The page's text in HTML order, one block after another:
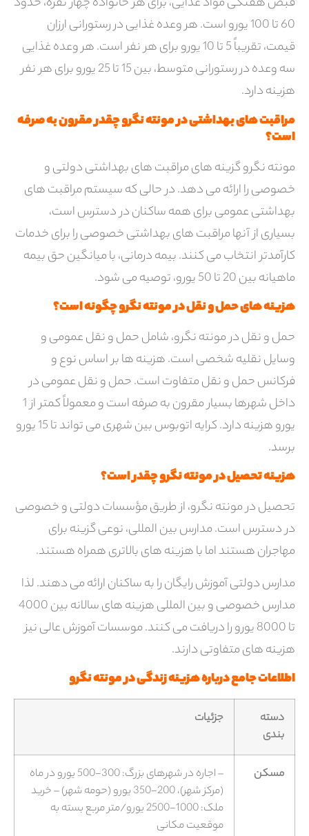
60 تا 100 یورو است. هر وعده غذایی در رستورانی ارزان
قیمت، تقریباً 5 تا 10 یورو برای هر نفر است. هر وعده غذایی
سه وعده در رستورانی متوسط، ​​بین 15 تا 25 یورو برای هر نفر
هزینه دارد.
مراقبت های بهداشتی در مونته نگرو چقدر مقرون به صرفه
است؟
مونته نگرو گزینه های مراقبت های بهداشتی دولتی و
خصوصی را ارائه می دهد. در حالی که سیستم مراقبت های
بهداشتی عمومی برای همه ساکنان در دسترس است،
بسیاری از آنها مراقبت های بهداشتی خصوصی را برای خدمات
کارآمدتر انتخاب می کنند. بیمه درمانی، با میانگین حق بیمه
ماهیانه بین 20 تا 50 یورو، توصیه می شود.
هزینه های حمل و نقل در مونته نگرو چگونه است؟
حمل و نقل در مونته نگرو، شامل حمل و نقل عمومی و
وسایل نقلیه شخصی است. هزینه ها بر اساس نوع و
فرکانس حمل و نقل متفاوت است. حمل و نقل عمومی در
داخل شهرها بسیار مقرون به صرفه است و معمولاً کمتر از 1
یورو هزینه دارد. کرایه اتوبوس بین شهری می تواند تا 15 یورو
برسد.
هزینه تحصیل در مونته نگرو چقدر است؟
تحصیل در مونته نگرو، از طریق مؤسسات دولتی و خصوصی
در دسترس است. مدارس بین المللی، نوعی گزینه برای
مهاجران هستند اما با هزینه های بالاتری همراه هستند.
مدارس دولتی آموزش رایگان را به ساکنان ارائه می دهند. لذا
مدارس خصوصی و بین المللی هزینه های سالانه بین 4000
تا 8000 یورو را دریافت می کنند. موسسات آموزش عالی نیز
هزینه های متفاوتی دارند.
اطلاعات جامع درباره هزینه زندگی در مونته نگرو
دسته
بندی
جزئیات
مسکن
– اجاره در شهرهای بزرگ: 300-500 یورو در ماه
(مرکز شهر)، 200-350 یورو (حومه شهر) – خرید
ملک: 1000-2500 یورو/متر مربع بسته به
موقعیت مکانی